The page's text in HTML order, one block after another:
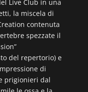
Live Club in una
la miscela di
contenuta
spezzate il
del repertorio) e
di
prigionieri dal